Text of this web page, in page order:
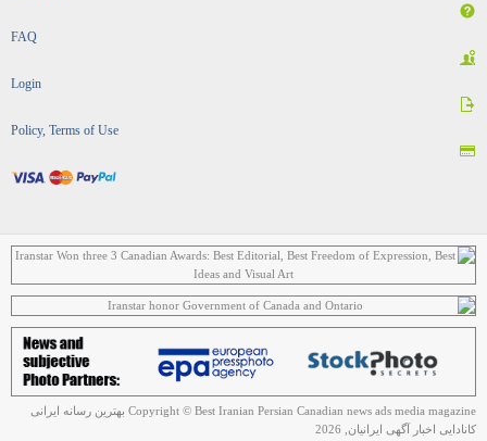
FAQ
Login
Policy, Terms of Use
Copyright © Best Iranian Persian Canadian news ads media magazine بهترین رسانه ایرانی
کانادایی اخبار آگهی ایرانیان, 2026